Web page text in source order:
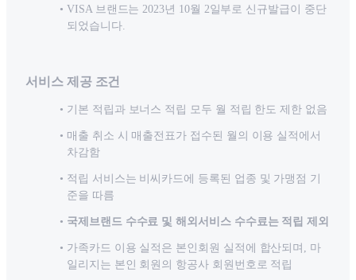
VISA 브랜드는 2023년 10월 2일부로 신규발급이 중단
되었습니다.
서비스 제공 조건
기본 적립과 보너스 적립 모두 월 적립 한도 제한 없음
매출 취소 시 매출전표가 접수된 월의 이용 실적에서
차감함
적립 서비스는 비씨카드에 등록된 업종 및 가맹점 기
준을 따름
국제브랜드 수수료 및 해외서비스 수수료는 적립 제외
가족카드 이용 실적은 본인회원 실적에 합산되며, 마
일리지는 본인 회원의 항공사 회원번호로 적립